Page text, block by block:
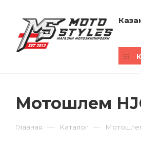
Мотошлем
Главная — Каталог —